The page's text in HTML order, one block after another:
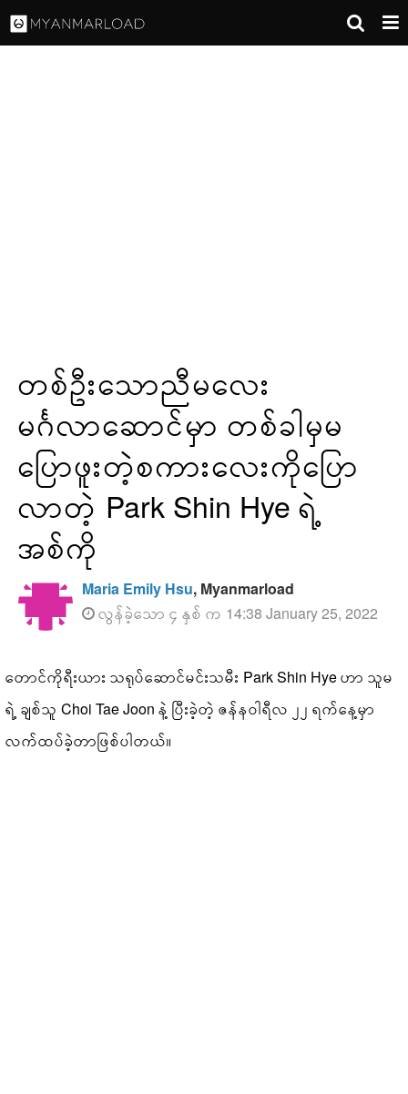
တစ်ဦးသောညီမလေး
မင်္ဂလာဆောင်မှာ တစ်ခါမှမ
ပြောဖူးတဲ့စကားလေးကိုပြော
လာတဲ့ Park Shin Hye ရဲ့
အစ်ကို
Maria Emily Hsu, Myanmarload
လွန်ခဲ့သော ၄ နှစ် က 14:38 January 25, 2022
တောင်ကိုရီးယား သရုပ်ဆောင်မင်းသမီး Park Shin Hye ဟာ သူမ
ရဲ့ ချစ်သူ Choi Tae Joon နဲ့ ပြီးခဲ့တဲ့ ဇန်နဝါရီလ ၂၂ ရက်နေ့မှာ
လက်ထပ်ခဲ့တာဖြစ်ပါတယ်။